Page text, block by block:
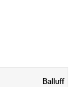
Balluff